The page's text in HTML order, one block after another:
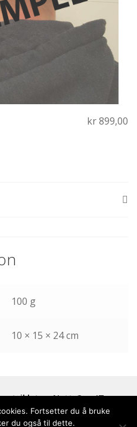
kr 899,00
100 g
10 × 15 × 24 cm
utviklet avNett-Opp IT
Fortsetter du å bruke
du også til dette.